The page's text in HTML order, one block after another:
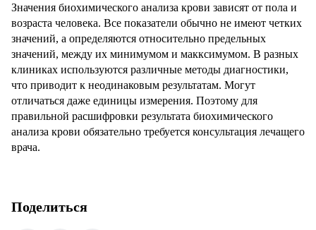
Значения биохимического анализа крови зависят от пола и
возраста человека. Все показатели обычно не имеют четких
значений, а определяются относительно предельных
значений, между их минимумом и макксимумом. В разных
клиниках используются различные методы диагностики,
что приводит к неодинаковым результатам. Могут
отличаться даже единицы измерения. Поэтому для
правильной расшифровки результата биохимического
анализа крови обязательно требуется консультация лечащего
врача.
Поделиться